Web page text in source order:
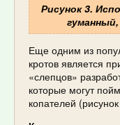
Рисунок 3.
Еще одним из
кротов является
«слепцов»
которые могут
копателей